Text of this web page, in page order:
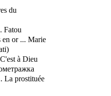
du
Fatou
en or ... Marie
à Dieu
La prostituée